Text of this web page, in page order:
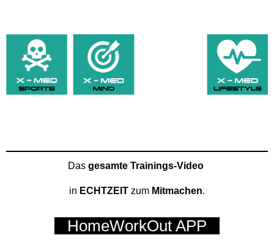
Das gesamte Trainings-Video
in ECHTZEIT zum Mitmachen.
HomeWorkOut APP